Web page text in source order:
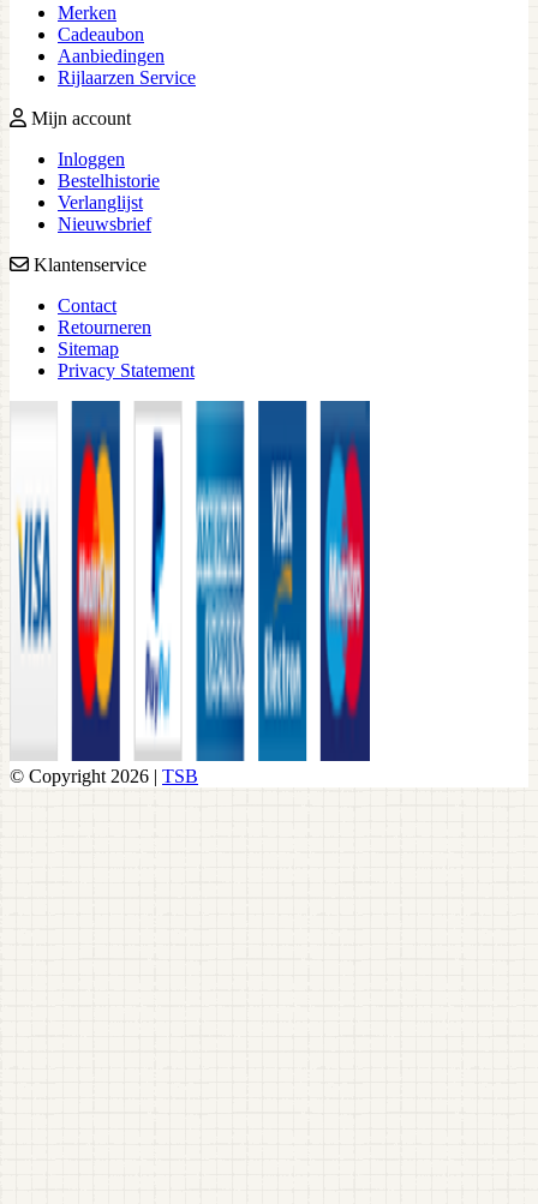
Merken
Cadeaubon
Aanbiedingen
Rijlaarzen Service
Mijn account
Inloggen
Bestelhistorie
Verlanglijst
Nieuwsbrief
Klantenservice
Contact
Retourneren
Sitemap
Privacy Statement
© Copyright 2026 | TSB